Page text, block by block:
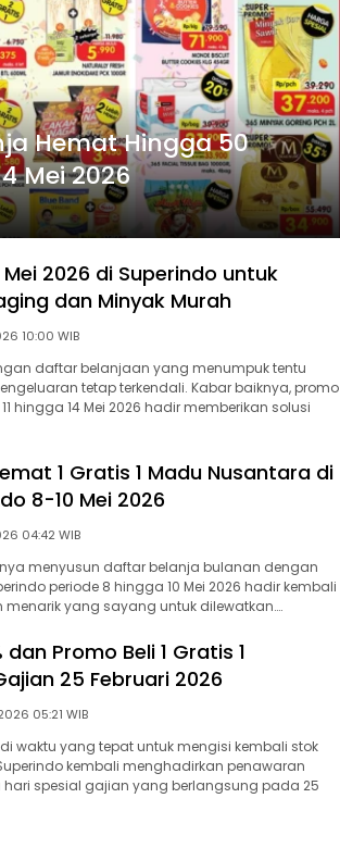
Hemat Hingga 50
Mei 2026
Mei 2026 di Superindo untuk
dan Minyak Murah
Senin, 11 Mei 2026 10:00 WIB
daftar belanjaan yang menumpuk tentu
tetap terkendali. Kabar baiknya, promo
hingga 14 Mei 2026 hadir memberikan solusi
1 Gratis 1 Madu Nusantara di
8-10 Mei 2026
Senin, 11 Mei 2026 04:42 WIB
menyusun daftar belanja bulanan dengan
periode 8 hingga 10 Mei 2026 hadir kembali
yang sayang untuk dilewatkan….
Promo Beli 1 Gratis 1
25 Februari 2026
Kamis, 30 Apr 2026 05:21 WIB
waktu yang tepat untuk mengisi kembali stok
kembali menghadirkan penawaran
spesial gajian yang berlangsung pada 25